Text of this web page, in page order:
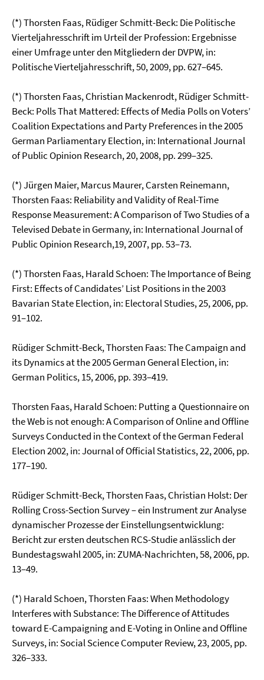
(*) Thorsten Faas, Rüdiger Schmitt-Beck: Die Politische
Vierteljahresschrift im Urteil der Pro­fession: Ergebnisse
einer Umfrage unter den Mitgliedern der DVPW, in:
Politische Viertel­jahresschrift, 50, 2009, pp. 627–645.
(*) Thorsten Faas, Christian Mackenrodt, Rüdiger Schmitt-
Beck: Polls That Mattered: Effects of Media Polls on Voters’
Coalition Expectations and Party Preferences in the 2005
German Par­liamentary Election, in: International Journal
of Public Opinion Research, 20, 2008, pp. 299–325.
(*) Jürgen Maier, Marcus Maurer, Carsten Reinemann,
Thorsten Faas: Reliability and Validity of Real-Time
Response Measurement: A Comparison of Two Studies of a
Televised Debate in Germany, in: International Journal of
Public Opinion Research,19, 2007, pp. 53–73.
(*) Thorsten Faas, Harald Schoen: The Importance of Being
First: Effects of Candidates’ List Posi­tions in the 2003
Bavarian State Election, in: Electoral Studies, 25, 2006, pp.
91–102.
Rüdiger Schmitt-Beck, Thorsten Faas: The Campaign and
its Dynamics at the 2005 German General Election, in:
German Politics, 15, 2006, pp. 393–419.
Thorsten Faas, Harald Schoen: Putting a Questionnaire on
the Web is not enough: A Comparison of Online and Offline
Surveys Conducted in the Context of the German Federal
Election 2002, in: Journal of Official Statistics, 22, 2006, pp.
177–190.
Rüdiger Schmitt-Beck, Thorsten Faas, Christian Holst: Der
Rolling Cross-Section Survey – ein In­strument zur Analyse
dynamischer Prozesse der Einstellungsentwicklung:
Bericht zur ersten deutschen RCS-Studie anlässlich der
Bundestagswahl 2005, in: ZUMA-Nachrichten, 58, 2006, pp.
13–49.
(*) Harald Schoen, Thorsten Faas: When Methodology
Interferes with Substance: The Difference of Attitudes
toward E-Campaigning and E-Voting in Online and Offline
Surveys, in: Social Science Computer Review, 23, 2005, pp.
326–333.